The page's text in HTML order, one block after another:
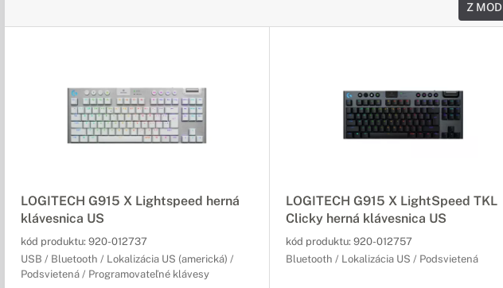
Z
LOGITECH G915 X Lightspeed herná
klávesnica US
kód produktu: 920-012737
USB / Bluetooth / Lokalizácia US (americká) /
Podsvietená / Programovateľné klávesy
LOGITECH G915 X LightSpeed TKL
Clicky herná klávesnica US
kód produktu: 920-012757
Bluetooth / Lokalizácia US / Podsvietená